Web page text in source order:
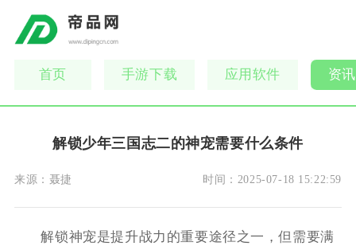
首页 手游下载 应用软件 资
解锁少年三国志二的神宠需要什么条件
来源： 聂捷 时间： 2025-07-18 15:22:59
解锁神宠是提升战力的重要途径之一，但需要满